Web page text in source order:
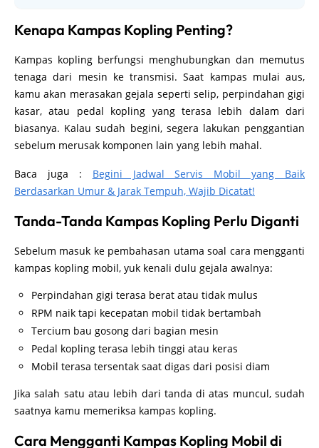
Kenapa Kampas Kopling Penting?
Kampas kopling berfungsi menghubungkan dan memutus
tenaga dari mesin ke transmisi. Saat kampas mulai aus,
kamu akan merasakan gejala seperti selip, perpindahan gigi
kasar, atau pedal kopling yang terasa lebih dalam dari
biasanya. Kalau sudah begini, segera lakukan penggantian
sebelum merusak komponen lain yang lebih mahal.
Baca juga : Begini Jadwal Servis Mobil yang Baik
Berdasarkan Umur & Jarak Tempuh, Wajib Dicatat!
Tanda-Tanda Kampas Kopling Perlu Diganti
Sebelum masuk ke pembahasan utama soal cara mengganti
kampas kopling mobil, yuk kenali dulu gejala awalnya:
Perpindahan gigi terasa berat atau tidak mulus
RPM naik tapi kecepatan mobil tidak bertambah
Tercium bau gosong dari bagian mesin
Pedal kopling terasa lebih tinggi atau keras
Mobil terasa tersentak saat digas dari posisi diam
Jika salah satu atau lebih dari tanda di atas muncul, sudah
saatnya kamu memeriksa kampas kopling.
Cara Mengganti Kampas Kopling Mobil di